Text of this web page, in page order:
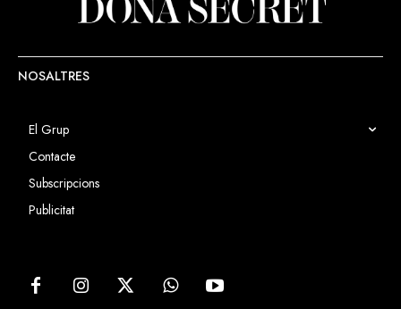
NOSALTRES
El Grup
Contacte
Subscripcions
Publicitat